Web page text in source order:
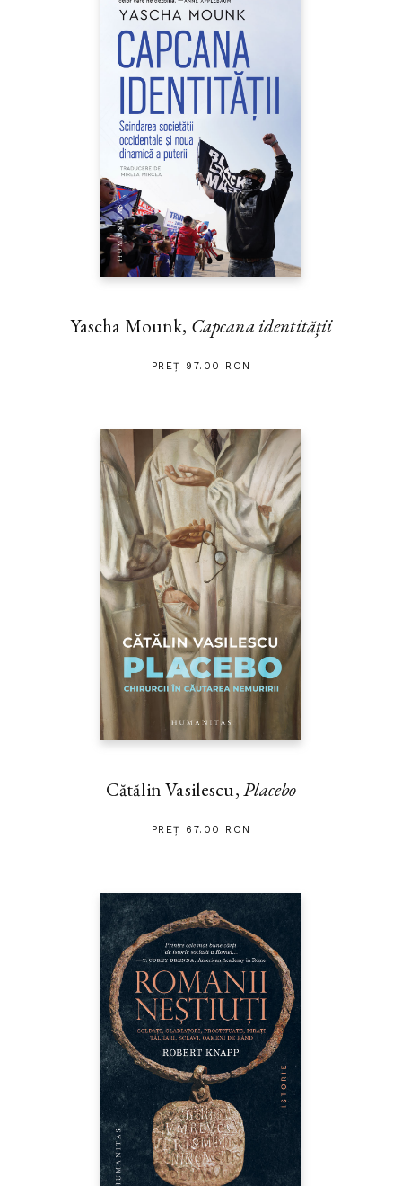
Yascha Mounk, Capcana identității
PREȚ 97.00 RON
Cătălin Vasilescu,Placebo
PREȚ 67.00 RON